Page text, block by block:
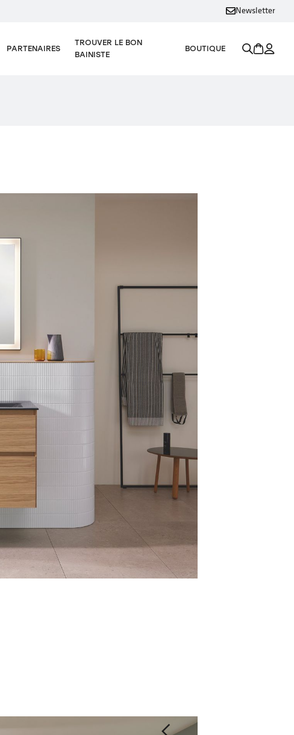
Newsletter
PARTENAIRES
TROUVER LE BON
BAINISTE
BOUTIQUE